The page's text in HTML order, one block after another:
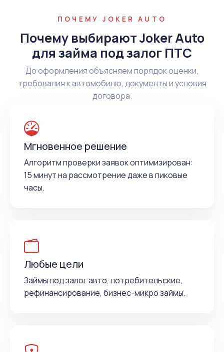
ПОЧЕМУ JOKER AUTO
Почему выбирают Joker Auto
для займа под залог ПТС
До оформления объясняем порядок оценки,
требования к автомобилю, документы и условия
договора.
Мгновенное решение
Алгоритм проверки заявок оптимизирован:
15 минут на рассмотрение даже в пиковые
часы.
Любые цели
Займы под залог авто, потребительские,
рефинансирование, бизнес-микро займы.